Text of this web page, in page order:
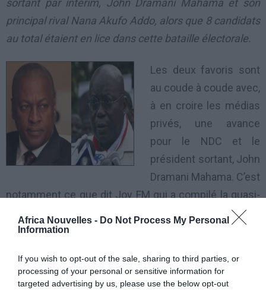
Africa Nouvelles - Do Not Process My Personal
Information
If you wish to opt-out of the sale, sharing to third parties, or
processing of your personal or sensitive information for
targeted advertising by us, please use the below opt-out
sortant par intérim, John Dramani Mahama et son
principal rival Nana Akufo Addo, alors que 8 candidats
au total étaient en lice dans cette bataille électorale.
Les deux favoris sont
au coude à coude avec,
à en croire les médias
privés, une avance
pour le NDC et le
président sortant, John
Dramani Mahama. C’est
notamment ce que dit Joy FM qui a compilé la quasi-
totalité des résultats. C’est une radio très respectée
au Ghana qui, sur les trois derniers scrutins, a
Officiellement toutefois, la commission électorale,